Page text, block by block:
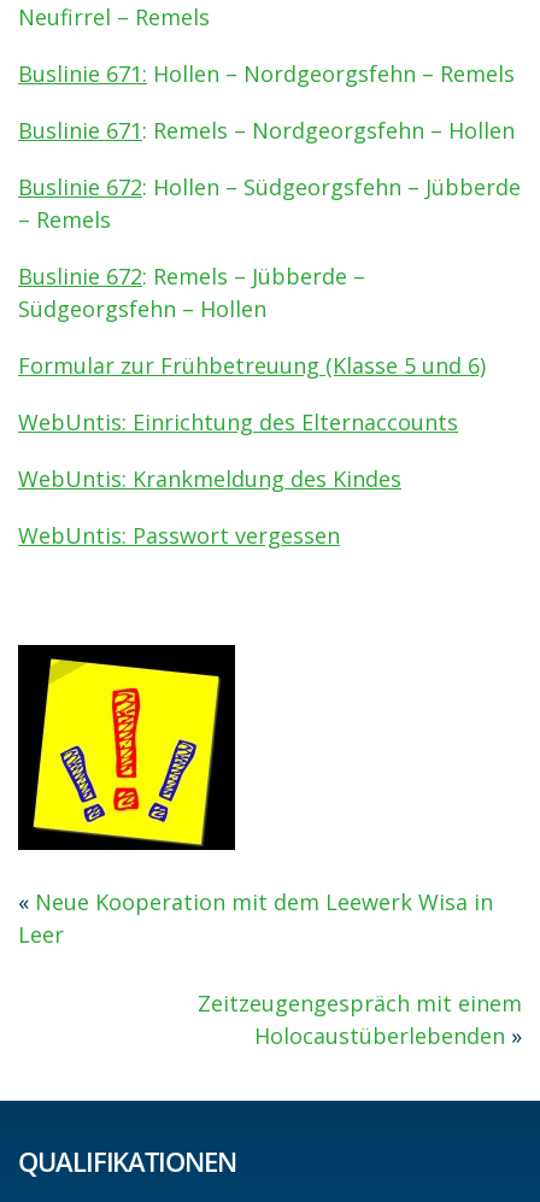
Neufirrel – Remels
Buslinie 671: Hollen – Nordgeorgsfehn – Remels
Buslinie 671: Remels – Nordgeorgsfehn – Hollen
Buslinie 672: Hollen – Südgeorgsfehn – Jübberde
– Remels
Buslinie 672: Remels – Jübberde –
Südgeorgsfehn – Hollen
Formular zur Frühbetreuung (Klasse 5 und 6)
WebUntis: Einrichtung des Elternaccounts
WebUntis: Krankmeldung des Kindes
WebUntis: Passwort vergessen
« Neue Kooperation mit dem Leewerk Wisa in
Leer
Zeitzeugengespräch mit einem
Holocaustüberlebenden »
QUALIFIKATIONEN